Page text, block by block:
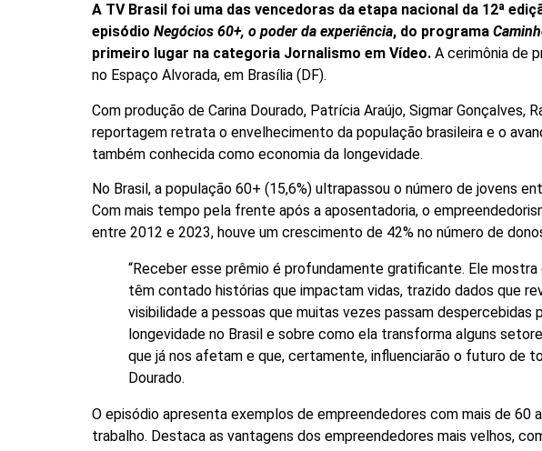
A TV Brasil foi uma das vencedoras da etapa nacional da 12ª
episódioNegócios 60+, o poder da experiência, do programa
primeiro lugar na categoria Jornalismo em Vídeo. A cerimônia de
no Espaço Alvorada, em Brasília (DF).
Com produção de Carina Dourado, Patrícia Araújo, Sigmar Gonçalves,
reportagem retrata o envelhecimento da população brasileira e o
também conhecida como economia da longevidade.
No Brasil, a população 60+ (15,6%) ultrapassou o número de jovens
Com mais tempo pela frente após a aposentadoria, o
entre 2012 e 2023, houve um crescimento de 42% no número de
“Receber esse prêmio é profundamente gratificante. Ele mostra
têm contado histórias que impactam vidas, trazido dados que
visibilidade a pessoas que muitas vezes passam despercebidas
longevidade no Brasil e sobre como ela transforma alguns
que já nos afetam e que, certamente, influenciarão o futuro de
Dourado.
O episódio apresenta exemplos de empreendedores com mais de 60
trabalho. Destaca as vantagens dos empreendedores mais velhos,